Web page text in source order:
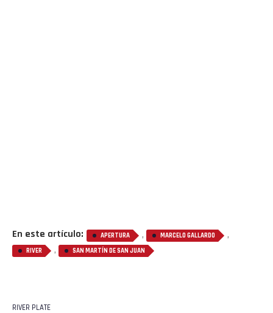
En este artículo: APERTURA , MARCELO GALLARDO ,
RIVER , SAN MARTÍN DE SAN JUAN
RIVER PLATE